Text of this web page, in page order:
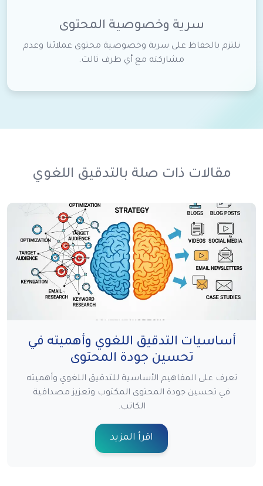
سرية وخصوصية المحتوى
نلتزم بالحفاظ على سرية وخصوصية محتوى عملائنا وعدم
مشاركته مع أي طرف ثالث.
مقالات ذات صلة بالتدقيق اللغوي
أساسيات التدقيق اللغوي وأهميته في
تحسين جودة المحتوى
تعرف على المفاهيم الأساسية للتدقيق اللغوي وأهميته
في تحسين جودة المحتوى المكتوب وتعزيز مصداقية
الكاتب.
اقرأ المزيد